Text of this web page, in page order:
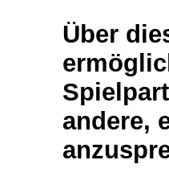
Über
andere,